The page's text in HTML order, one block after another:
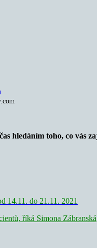
hledáním toho, co vás
14.11. do 21.11. 2021
říká Simona Zábranská